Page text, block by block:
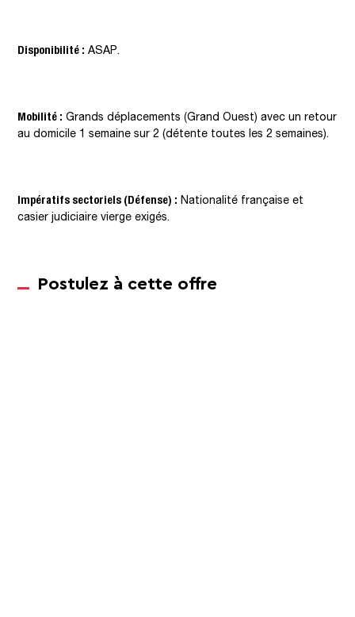
Disponibilité : ASAP.
Mobilité : Grands déplacements (Grand Ouest) avec un retour
au domicile 1 semaine sur 2 (détente toutes les 2 semaines).
Impératifs sectoriels (Défense) : Nationalité française et
casier judiciaire vierge exigés.
Postulez à cette offre